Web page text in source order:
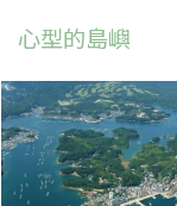
心型的島嶼